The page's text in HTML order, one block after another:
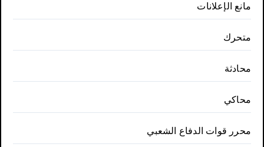
مانع الإعلانات
متحرك
محادثة
محاكي
محرر قوات الدفاع الشعبي